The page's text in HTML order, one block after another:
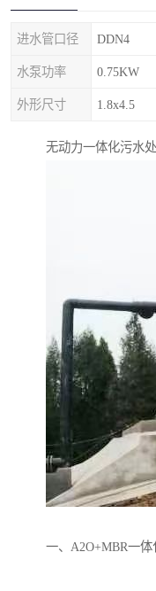
进水管口径 DDN4
水泵功率 0.75KW
外形尺寸 1.8x4.5
无动力一体化污水
一、A2O+MBR一
复合二氧化氯发生器
处理设备
屠宰场一体化污水处
地埋式一体化污水
污水提升泵站
A2O污水处理设备
风景区生活污水处
化设备
无动力一体化污水
成套生活污水处理
肉制品加工污水处